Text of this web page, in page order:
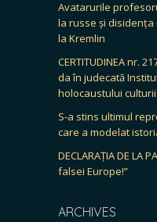
Avatarurile
la russe și
la Kremlin
CERTITUDINEA nr.
da în judecată
holocaustului
S-a stins ultimul
care a modelat
DECLARAȚIA DE LA
falsei Europe!”
ARCHIVES